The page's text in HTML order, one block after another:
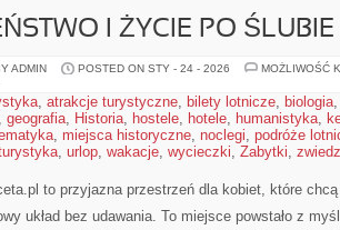
I ŻYCIE PO ŚLUBIE
ADMIN POSTED ON STY - 24 - 2026
MOŻLIWOŚĆ
, atrakcje turystyczne, bilety lotnicze, biologia
geografia, Historia, hostele, hotele, humanistyka,
, miejsca historyczne, noclegi, podróże
, urlop, wakacje, wycieczki, Zabytki,
to przyjazna przestrzeń dla kobiet, które
układ bez udawania. To miejsce powstało z